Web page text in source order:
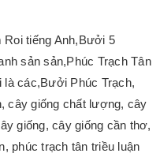
tiếng Anh,Bưởi 5
sản sản,Phúc Trạch Tân
là các,Bưởi Phúc Trạch,
cây giống chất lượng, cây
giống, cây giống cần thơ,
phúc trạch tân triều luận